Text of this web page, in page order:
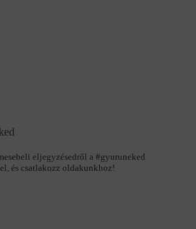
eljegyzésedről a #gyuruneked
és csatlakozz oldakunkhoz!